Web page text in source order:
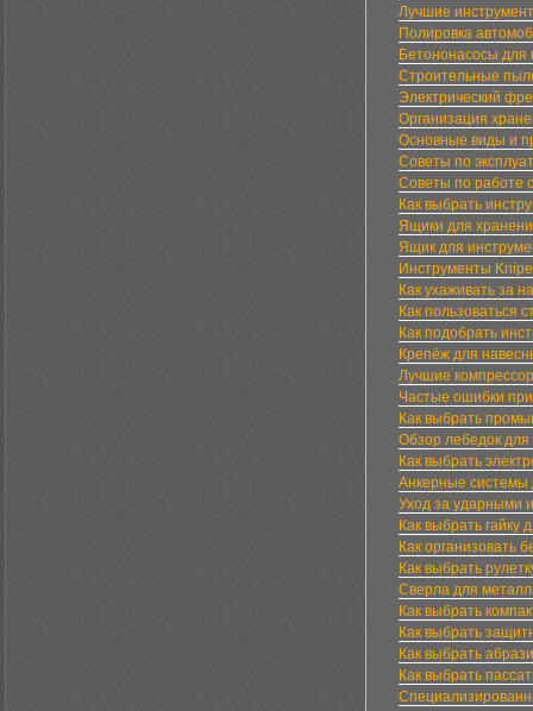
Лучшие
Полировка
Бетононасосы для
Строительные
Электрический
Организация
Основные виды и
Советы по
Советы по работе
Как выбрать
Ящики для
Ящик для
Инструменты
Как ухаживать за
Как пользоваться
Как подобрать
Крепёж для
Лучшие
Частые ошибки при
Как выбрать
Обзор лебедок
Как выбрать
Анкерные системы
Уход за ударными
Как выбрать гайку
Как организовать
Как выбрать
Сверла для
Как выбрать
Как выбрать
Как выбрать
Как выбрать